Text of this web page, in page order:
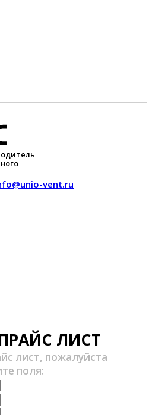
vent.ru
ЛИСТ
лист, пожалуйста
поля: